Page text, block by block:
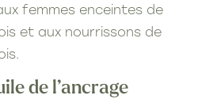
femmes enceintes de
et aux nourrissons de
de l’ancrage